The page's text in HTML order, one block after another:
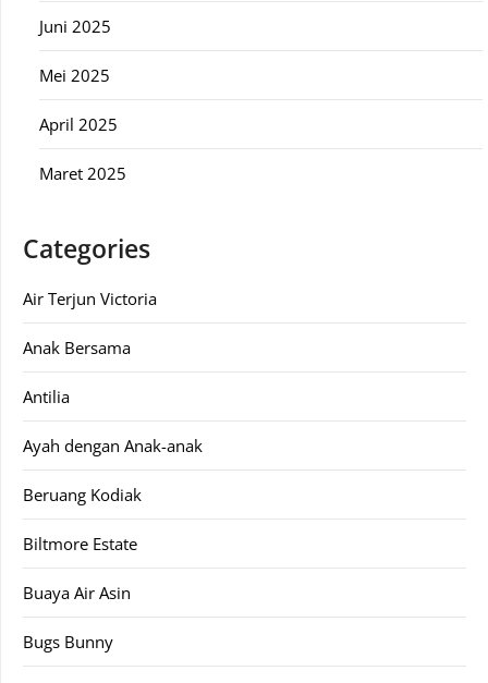
Juni 2025
Mei 2025
April 2025
Maret 2025
Categories
Air Terjun Victoria
Anak Bersama
Antilia
Ayah dengan Anak-anak
Beruang Kodiak
Biltmore Estate
Buaya Air Asin
Bugs Bunny